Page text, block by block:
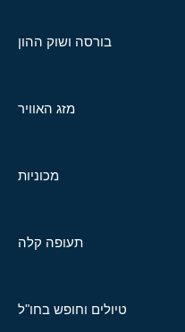
בורסה ושוק ההון
מזג האוויר
מכוניות
תעופה קלה
טיולים וחופש בחו"ל